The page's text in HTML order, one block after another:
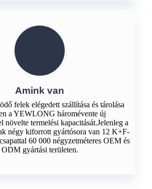
Amink van
felek elégedett szállítása és tárolása
a YEWLONG háromévente új
növelte termelési kapacitását.Jelenleg a
négy kiforrott gyártósora van 12 K+F-
60 000 négyzetméteres OEM és
ODM gyártási területen.